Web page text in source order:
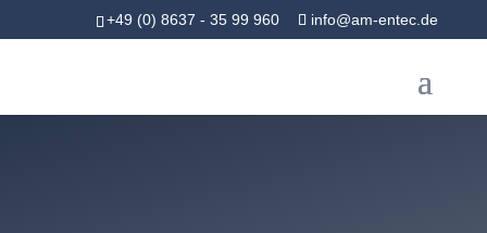
+49 (0) 8637 - 35 99 960 info@am-entec.de